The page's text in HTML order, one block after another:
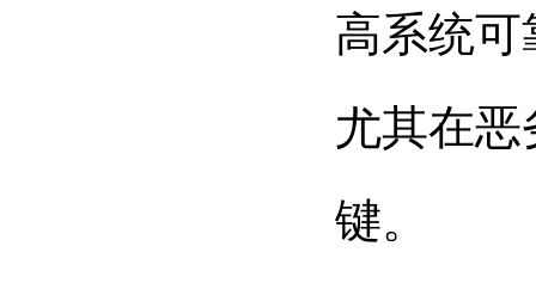
高系统可
尤其在
键。